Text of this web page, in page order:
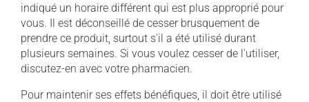
indiqué un horaire différent qui est plus approprié pour
vous. Il est déconseillé de cesser brusquement de
prendre ce produit, surtout s'il a été utilisé durant
plusieurs semaines. Si vous voulez cesser de l'utiliser,
discutez-en avec votre pharmacien.
Pour maintenir ses effets bénéfiques, il doit être utilisé